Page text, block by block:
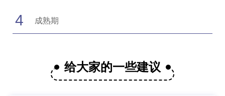
4 成熟期
给大家的一些建议